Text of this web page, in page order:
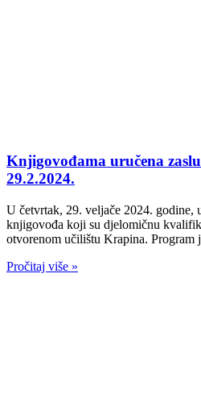
Knjigovođama uručena
29.2.2024.
U četvrtak, 29. veljače 2024. godine,
knjigovođa koji su djelomičnu
otvorenom učilištu Krapina. Program
Pročitaj više »